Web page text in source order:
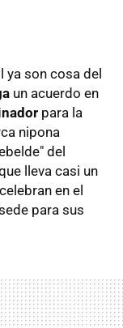
son cosa del
un acuerdo en
para la
nipona
del
lleva casi un
en el
para sus